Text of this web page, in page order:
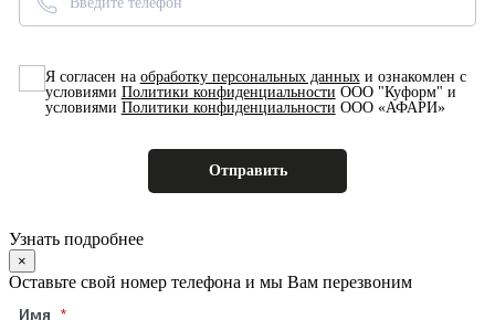
Я согласен на обработку персональных данныхи ознакомлен с
условиями Политики конфиденциальности ООО "Куформ" и
условиями Политики конфиденциальности ООО «АФАРИ»
Узнать подробнее
×
Оставьте свой номер телефона и мы Вам перезвоним
Имя